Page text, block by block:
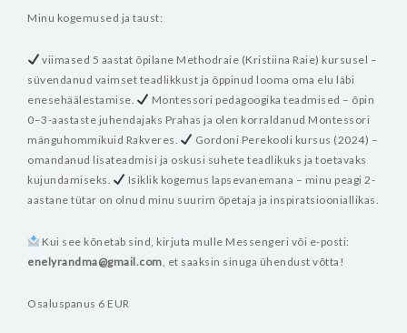
Minu kogemused ja taust:
viimased 5 aastat õpilane Methodraie (Kristiina Raie) kursusel –
süvendanud vaimset teadlikkust ja õppinud looma oma elu läbi
enesehäälestamise.
Montessori pedagoogika teadmised – õpin
0–3-aastaste juhendajaks Prahas ja olen korraldanud Montessori
mänguhommikuid Rakveres.
Gordoni Perekooli kursus (2024) –
omandanud lisateadmisi ja oskusi suhete teadlikuks ja toetavaks
kujundamiseks.
Isiklik kogemus lapsevanemana – minu peagi 2-
aastane tütar on olnud minu suurim õpetaja ja inspiratsiooniallikas.
Kui see kõnetab sind, kirjuta mulle Messengeri või e-posti:
enelyrandma@gmail.com, et saaksin sinuga ühendust võtta!
Osaluspanus 6 EUR